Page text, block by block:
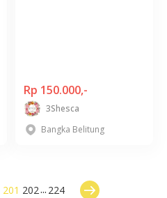
Rp 150.000,-
3Shesca
Bangka Belitung
201 202... 224